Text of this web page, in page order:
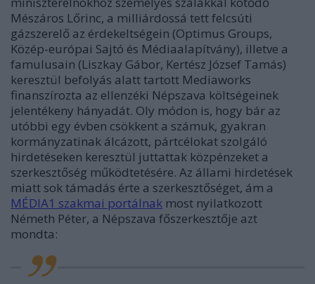
Mészáros Lőrinc, a milliárdossá tett felcsúti
gázszerelő az érdekeltségein (Optimus Groups,
Közép-európai Sajtó és Médiaalapítvány), illetve a
famulusain (Liszkay Gábor, Kertész József Tamás)
keresztül befolyás alatt tartott Mediaworks
finanszírozta az ellenzéki Népszava költségeinek
jelentékeny hányadát. Oly módon is, hogy bár az
utóbbi egy évben csökkent a számuk, gyakran
kormányzatinak álcázott, pártcélokat szolgáló
hirdetéseken keresztül juttattak közpénzeket a
szerkesztőség működtetésére. Az állami hirdetések
miatt sok támadás érte a szerkesztőséget, ám a
MÉDIA1 szakmai portálnak most nyilatkozott
Németh Péter, a Népszava főszerkesztője azt
mondta: